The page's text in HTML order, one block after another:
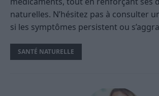
naturelles. N’hésitez pas à consulter
si les symptômes persistent ou
SANTÉ NATURELLE